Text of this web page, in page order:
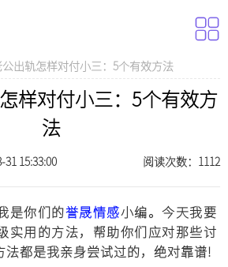
公出轨怎样对付小三：5个有效方法
样对付小三：5个有效方
法
15:33:00 阅读次数：1112
你们的誉晟情感小编。今天我要
实用的方法，帮助你们应对那些讨
法都是我亲身尝试过的，绝对靠谱!